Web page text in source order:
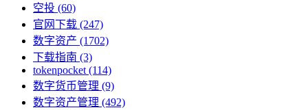
空投 (60)
官网下载 (247)
数字资产 (1702)
下载指南 (3)
tokenpocket (114)
数字货币管理 (9)
数字资产管理 (492)